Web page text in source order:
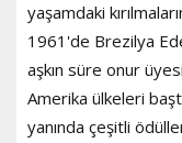
yaşamdaki
1961'de Brezilya
aşkın süre onur
Amerika ülkeleri
yanında çeşitli